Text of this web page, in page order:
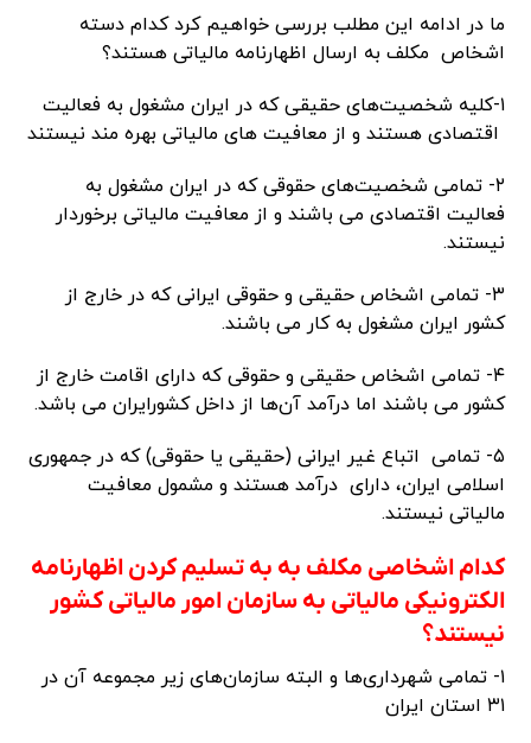
ما در ادامه این مطلب بررسی خواهیم کرد کدام دسته
اشخاص مکلف به ارسال اظهارنامه مالیاتی هستند؟
۱-کلیه شخصیت‌های حقیقی که در ایران مشغول به فعالیت
اقتصادی هستند و از معافیت های مالیاتی بهره مند نیستند
۲- تمامی شخصیت‌های حقوقی که در ایران مشغول به
فعالیت اقتصادی می باشند و از معافیت مالیاتی برخوردار
نیستند.
۳- تمامی اشخاص حقیقی و حقوقی ایرانی که در خارج از
کشور ایران مشغول به کار می باشند.
۴- تمامی اشخاص حقیقی و حقوقی که دارای اقامت خارج از
کشور می باشند اما درآمد ‌آن‌ها از داخل کشورایران می باشد.
۵- تمامی اتباع غیر ایرانی (حقیقی یا حقوقی) که در جمهوری
اسلامی ایران، دارای درآمد هستند و مشمول معافیت
مالیاتی نیستند.
کدام اشخاصی مکلف به به تسلیم کردن اظهارنامه
الکترونیکی مالیاتی به سازمان امور مالیاتی کشور
نیستند؟
۱- تمامی شهرداری‌ها و البته سازمان‌های زیر مجموعه آن در
۳۱ استان ایران